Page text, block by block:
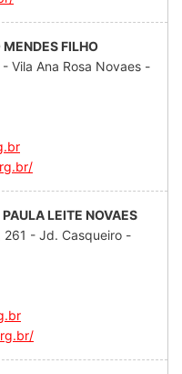
FILHO
Vila Ana Rosa Novaes -
LEITE NOVAES
261 - Jd. Casqueiro -